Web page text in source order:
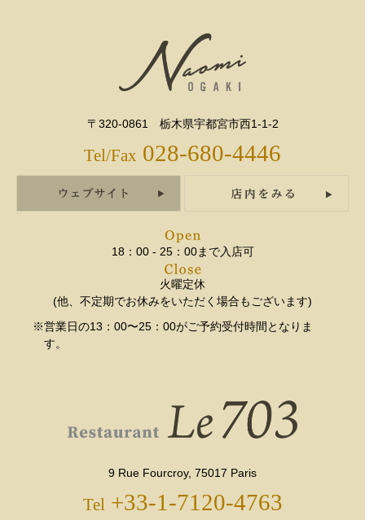
〒320-0861 栃木県宇都宮市西1-1-2
Tel/Fax 028-680-4446
18：00 - 25：00まで入店可
火曜定休
(他、不定期でお休みをいただく場合もございます)
※営業日の13：00〜25：00がご予約受付時間となりま
す。
9 Rue Fourcroy, 75017 Paris
Tel +33-1-7120-4763